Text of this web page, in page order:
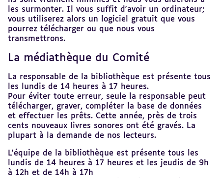
les surmonter. Il vous suffit d'avoir un ordinateur;
vous utiliserez alors un logiciel gratuit que vous
pourrez télécharger ou que nous vous
transmettrons.
La médiathèque du Comité
La responsable de la bibliothèque est présente tous
les lundis de 14 heures à 17 heures.
Pour éviter toute erreur, seule la responsable peut
télécharger, graver, compléter la base de données
et effectuer les prêts. Cette année, près de trois
cents nouveaux livres sonores ont été gravés. La
plupart à la demande de nos lecteurs.
L'équipe de la bibliothèque est présente tous les
lundis de 14 heures à 17 heures et les jeudis de 9h
à 12h et de 14h à 17h
Revenir
sommaire